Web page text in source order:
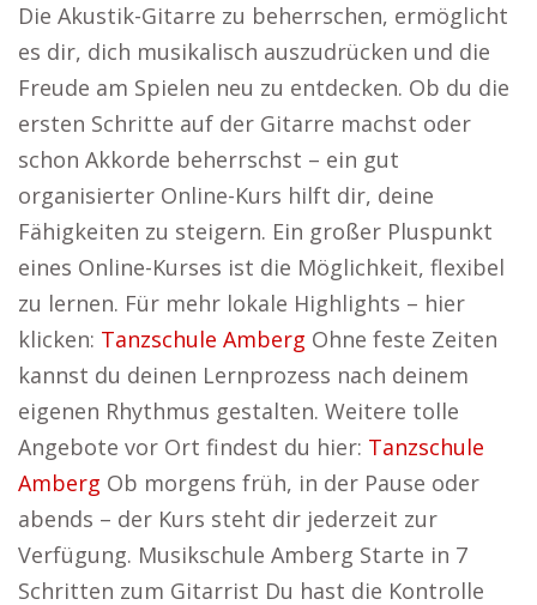
Die Akustik-Gitarre zu beherrschen, ermöglicht
es dir, dich musikalisch auszudrücken und die
Freude am Spielen neu zu entdecken. Ob du die
ersten Schritte auf der Gitarre machst oder
schon Akkorde beherrschst – ein gut
organisierter Online-Kurs hilft dir, deine
Fähigkeiten zu steigern. Ein großer Pluspunkt
eines Online-Kurses ist die Möglichkeit, flexibel
zu lernen. Für mehr lokale Highlights – hier
klicken: Tanzschule Amberg Ohne feste Zeiten
kannst du deinen Lernprozess nach deinem
eigenen Rhythmus gestalten. Weitere tolle
Angebote vor Ort findest du hier: Tanzschule
Amberg Ob morgens früh, in der Pause oder
abends – der Kurs steht dir jederzeit zur
Verfügung. Musikschule Amberg Starte in 7
Schritten zum Gitarrist Du hast die Kontrolle